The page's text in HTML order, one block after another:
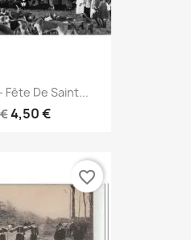
Fête De Saint...
4,50 €
favorite_border